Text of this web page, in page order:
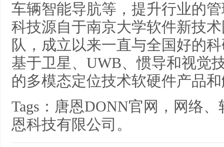
车辆智能导肮等，提升行业的
科技源自于南京大学软件新技
队，成立以来一直与全国好的
基于卫星、UWB、惯导和视觉
的多模态定位技术软硬件产品
Tags：唐恩DONN官网，网络
恩科技有限公司。